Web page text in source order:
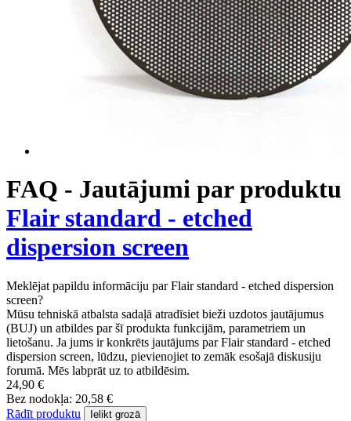
FAQ - Jautājumi par produktu
Flair standard - etched
dispersion screen
Meklējat papildu informāciju par Flair standard - etched dispersion
screen?
Mūsu tehniskā atbalsta sadaļā atradīsiet bieži uzdotos jautājumus
(BUJ) un atbildes par šī produkta funkcijām, parametriem un
lietošanu. Ja jums ir konkrēts jautājums par Flair standard - etched
dispersion screen, lūdzu, pievienojiet to zemāk esošajā diskusiju
forumā. Mēs labprāt uz to atbildēsim.
24,90 €
Bez nodokļa: 20,58 €
Rādīt produktu
Ielikt grozā